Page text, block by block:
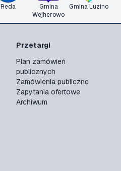
Reda
Gmina
Wejherowo
Gmina Luzino
Przetargi
Plan zamówień
publicznych
Zamówienia publiczne
Zapytania ofertowe
Archiwum